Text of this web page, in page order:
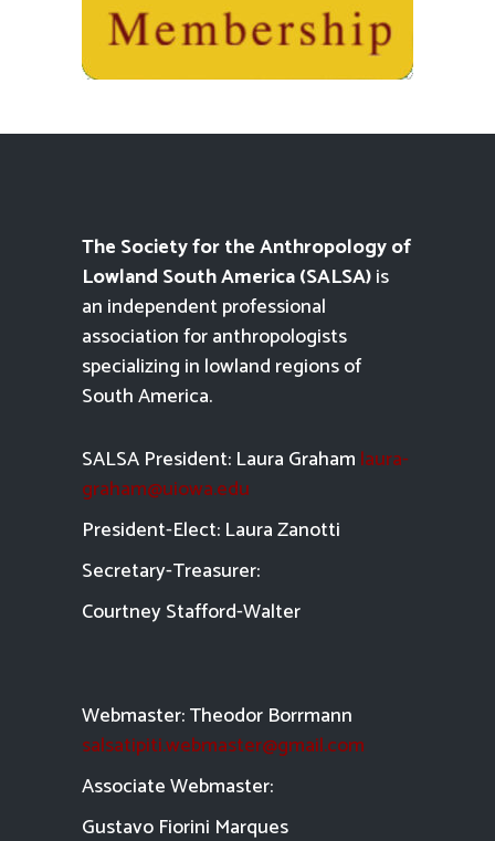
The Society for the Anthropology of
Lowland South America (SALSA)is
an independent professional
association for anthropologists
specializing in lowland regions of
South America.
SALSA President: Laura Graham laura-
graham@uiowa.edu
President-Elect: Laura Zanotti
Secretary-Treasurer:
Courtney Stafford-Walter
Webmaster: Theodor Borrmann
salsatipiti.webmaster@gmail.com
Associate Webmaster:
Gustavo Fiorini Marques